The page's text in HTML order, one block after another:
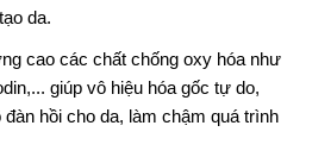
da.
cao các chất chống oxy hóa như
giúp vô hiệu hóa gốc tự do,
đàn hồi cho da, làm chậm quá trình